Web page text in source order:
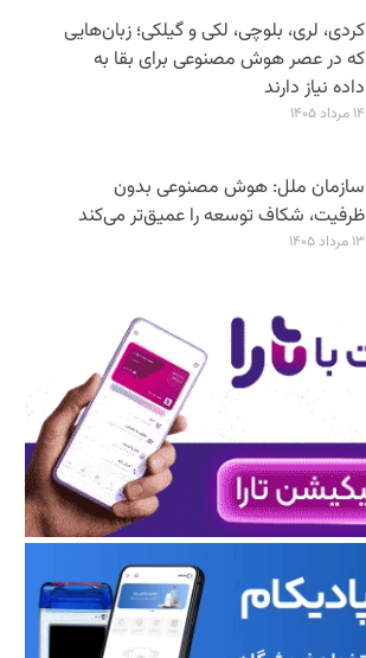
کردی، لری، بلوچی، لکی و گیلکی؛ زبان‌هایی
که در عصر هوش مصنوعی برای بقا به
داده نیاز دارند
۱۴ مرداد ۱۴۰۵
سازمان ملل: هوش مصنوعی بدون
ظرفیت، شکاف توسعه را عمیق‌تر می‌کند
۱۳ مرداد ۱۴۰۵